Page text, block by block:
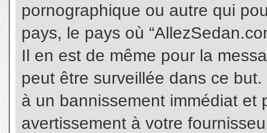
pornographique ou autre qui
pays, le pays où
Il en est de même pour la
peut être surveillée dans ce
à un bannissement immédiat et
avertissement à votre